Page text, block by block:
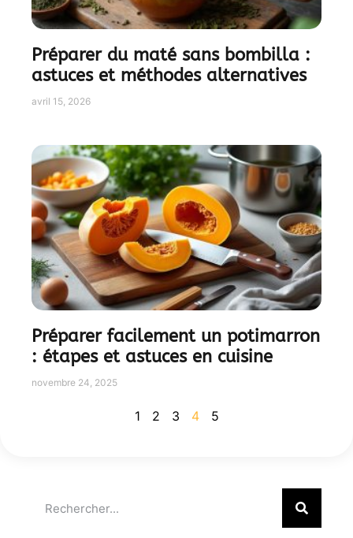
Préparer du maté sans bombilla :
astuces et méthodes alternatives
avril 15, 2026
Préparer facilement un potimarron
: étapes et astuces en cuisine
novembre 24, 2025
1 2 3 4 5